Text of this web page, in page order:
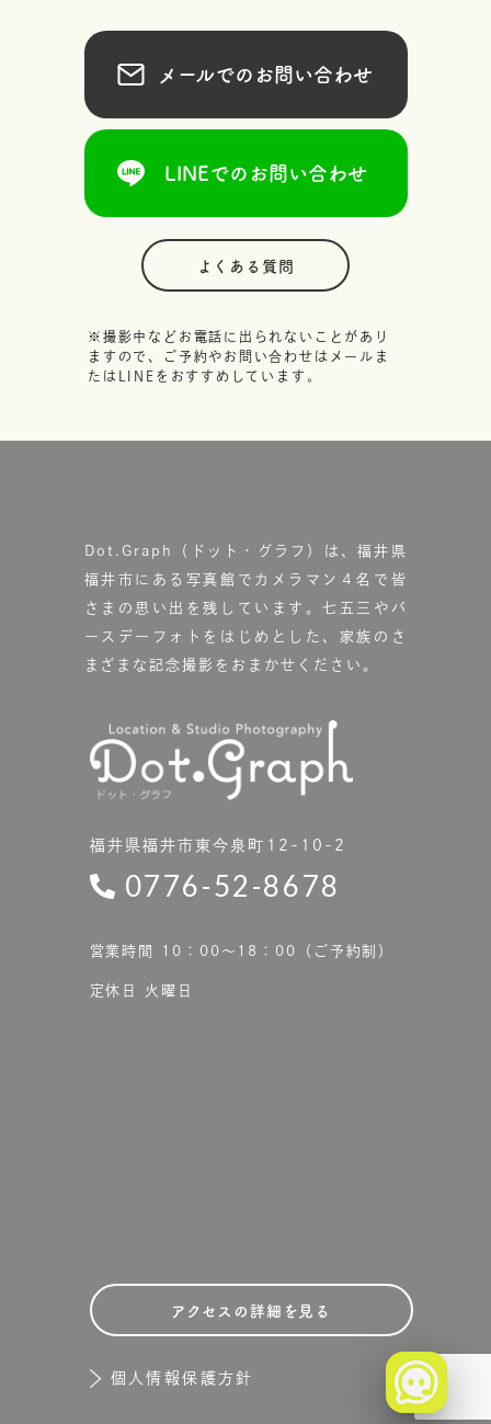
メールでのお問い合わせ
LINEでのお問い合わせ
よくある質問
※撮影中などお電話に出られないことがあり
ますので、ご予約やお問い合わせはメールま
たはLINEをおすすめしています。
Dot.Graph（ドット・グラフ）は、福井県
福井市にある写真館で カメラマン４名で皆
さまの思い出を残しています。七五三やバ
ースデーフォトをはじめとした、家族のさ
まざまな記念撮影をおまかせください。
福井県福井市東今泉町12-10-2
0776-52-8678
営業時間 10：00〜18：00（ご予約制）
定休日 火曜日
アクセスの詳細を見る
個人情報保護方針